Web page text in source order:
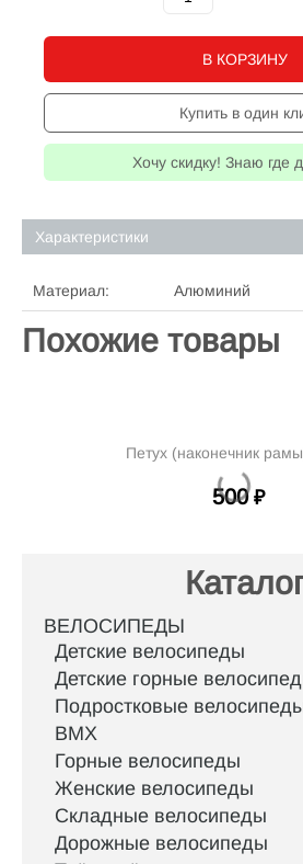
В КОРЗИНУ
Купить в один
Хочу скидку! Знаю где
Характеристики
Материал: Алюминий
Похожие товары
Петух (наконечник
500 ₽
ВЕЛОСИПЕДЫ
Детские велосипеды
Детские горные
Подростковые
BMX
Горные велосипеды
Женские велосипеды
Складные велосипеды
Дорожные велосипеды